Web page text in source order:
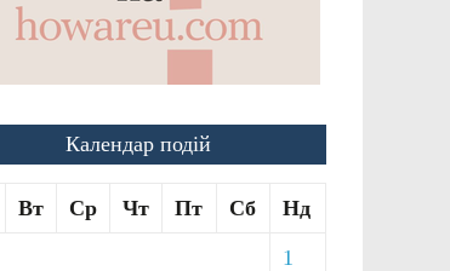
Календар подій
Вт Ср Чт Пт Сб Нд
1